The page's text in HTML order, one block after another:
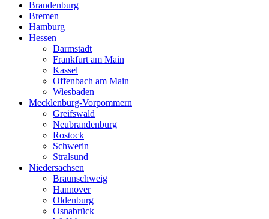
Brandenburg
Bremen
Hamburg
Hessen
Darmstadt
Frankfurt am Main
Kassel
Offenbach am Main
Wiesbaden
Mecklenburg-Vorpommern
Greifswald
Neubrandenburg
Rostock
Schwerin
Stralsund
Niedersachsen
Braunschweig
Hannover
Oldenburg
Osnabrück